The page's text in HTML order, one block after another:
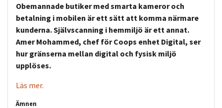
Obemannade butiker med smarta kameror och
betalning i mobilen är ett sätt att komma närmare
kunderna. Självscanning i hemmiljö är ett annat.
Amer Mohammed, chef för Coops enhet Digital, ser
hur gränserna mellan digital och fysisk miljö
upplöses.
Läs mer.
Ämnen